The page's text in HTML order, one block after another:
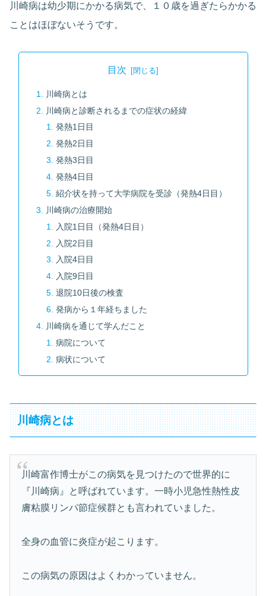
川崎病は幼少期にかかる病気で、１０歳を過ぎたらかかる
ことはほぼないそうです。
目次
川崎病とは
川崎病と診断されるまでの症状の経緯
発熱1日目
発熱2日目
発熱3日目
発熱4日目
紹介状を持って大学病院を受診（発熱4日目）
川崎病の治療開始
入院1日目（発熱4日目）
入院2日目
入院4日目
入院9日目
退院10日後の検査
発病から１年経ちました
川崎病を通じて学んだこと
病院について
病状について
川崎病とは
川崎富作博士がこの病気を見つけたので世界的に
『川崎病』と呼ばれています。一時小児急性熱性皮
膚粘膜リンパ節症候群とも言われていました。
全身の血管に炎症が起こります。
この病気の原因はよくわかっていません。